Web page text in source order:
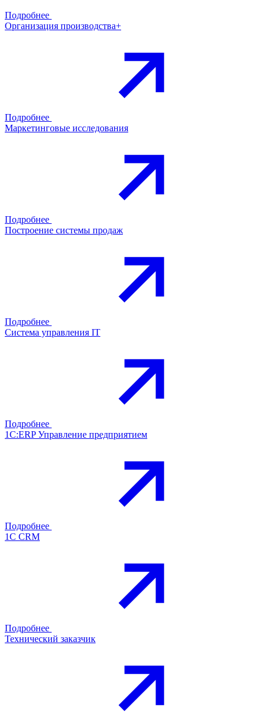
Подробнее
Организация производства+
Подробнее
Маркетинговые исследования
Подробнее
Построение системы продаж
Подробнее
Система управления IT
Подробнее
1С:ERP Управление предприятием
Подробнее
1С CRM
Подробнее
Технический заказчик